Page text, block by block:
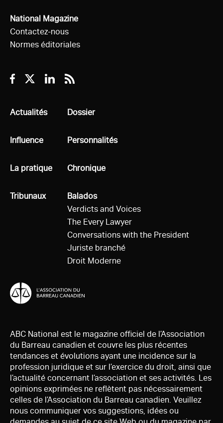
National Magazine
Contactez-nous
Normes éditoriales
Facebook
TwitterLinkedin
RSS
Tous
Actualités
Tous
Influence
Tous
La pratique
Tous
Tribunaux
Tous
Dossier
Tous
Personnalités
Tous
Chronique
Tous
Balados
Verdicts and Voices
The Every Lawyer
Conversations with the President
Juriste branché
Droit Moderne
ABC National est le magazine officiel de l’Association
du Barreau canadien et couvre les plus récentes
tendances et évolutions ayant une incidence sur la
profession juridique et sur l’exercice du droit, ainsi que
l’actualité concernant l’association et ses activités. Les
opinions exprimées ne reflètent pas nécessairement
celles de l’Association du Barreau canadien. Veuillez
nous communiquer vos suggestions, idées ou